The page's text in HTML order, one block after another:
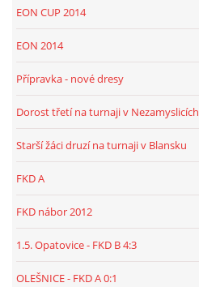
EON CUP 2014
EON 2014
Přípravka - nové dresy
Dorost třetí na turnaji v Nezamyslicích
Starší žáci druzí na turnaji v Blansku
FKD A
FKD nábor 2012
1.5. Opatovice - FKD B 4:3
OLEŠNICE - FKD A 0:1